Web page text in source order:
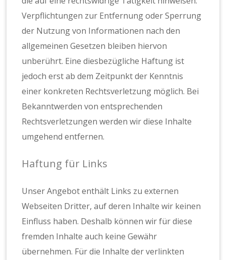
Verpflichtungen zur Entfernung oder Sperrung
der Nutzung von Informationen nach den
allgemeinen Gesetzen bleiben hiervon
unberührt. Eine diesbezügliche Haftung ist
jedoch erst ab dem Zeitpunkt der Kenntnis
einer konkreten Rechtsverletzung möglich. Bei
Bekanntwerden von entsprechenden
Rechtsverletzungen werden wir diese Inhalte
umgehend entfernen.
Haftung für Links
Unser Angebot enthält Links zu externen
Webseiten Dritter, auf deren Inhalte wir keinen
Einfluss haben. Deshalb können wir für diese
fremden Inhalte auch keine Gewähr
übernehmen. Für die Inhalte der verlinkten